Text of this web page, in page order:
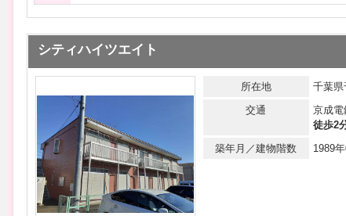
シティハイツエイト
所在地
千葉県
交通
京成電
徒歩2
築年月／建物階数
1989